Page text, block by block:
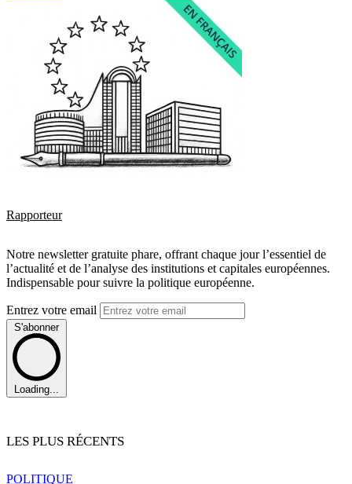
Rapporteur
Notre newsletter gratuite phare, offrant chaque jour l’essentiel de
l’actualité et de l’analyse des institutions et capitales européennes.
Indispensable pour suivre la politique européenne.
Entrez votre email
S'abonner
Loading...
LES PLUS RÉCENTS
POLITIQUE